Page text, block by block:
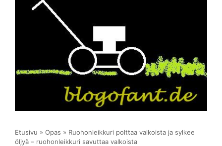
Etusivu » Opas » Ruohonleikkuri polttaa valkoista ja sylkee
öljyä – ruohonleikkuri savuttaa valkoista